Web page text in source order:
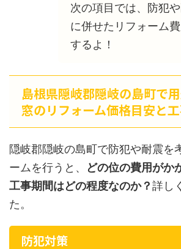
次の項目では、防犯
に併せたリフォーム
するよ！
島根県隠岐郡隠岐の島町で
窓のリフォーム価格目安と
隠岐郡隠岐の島町で防犯や耐震を
ームを行うと、
どの位の費用がか
工事期間はどの程度なのか？詳し
た。
防犯対策